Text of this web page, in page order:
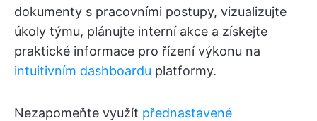
dokumenty s pracovními postupy, vizualizujte
úkoly týmu, plánujte interní akce a získejte
praktické informace pro řízení výkonu na
intuitivním dashboardu platformy.
Nezapomeňte využít přednastavené